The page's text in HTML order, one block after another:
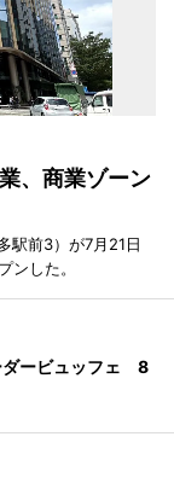
、商業ゾーン
駅前3）が7月21日
ンした。
ダービュッフェ 8